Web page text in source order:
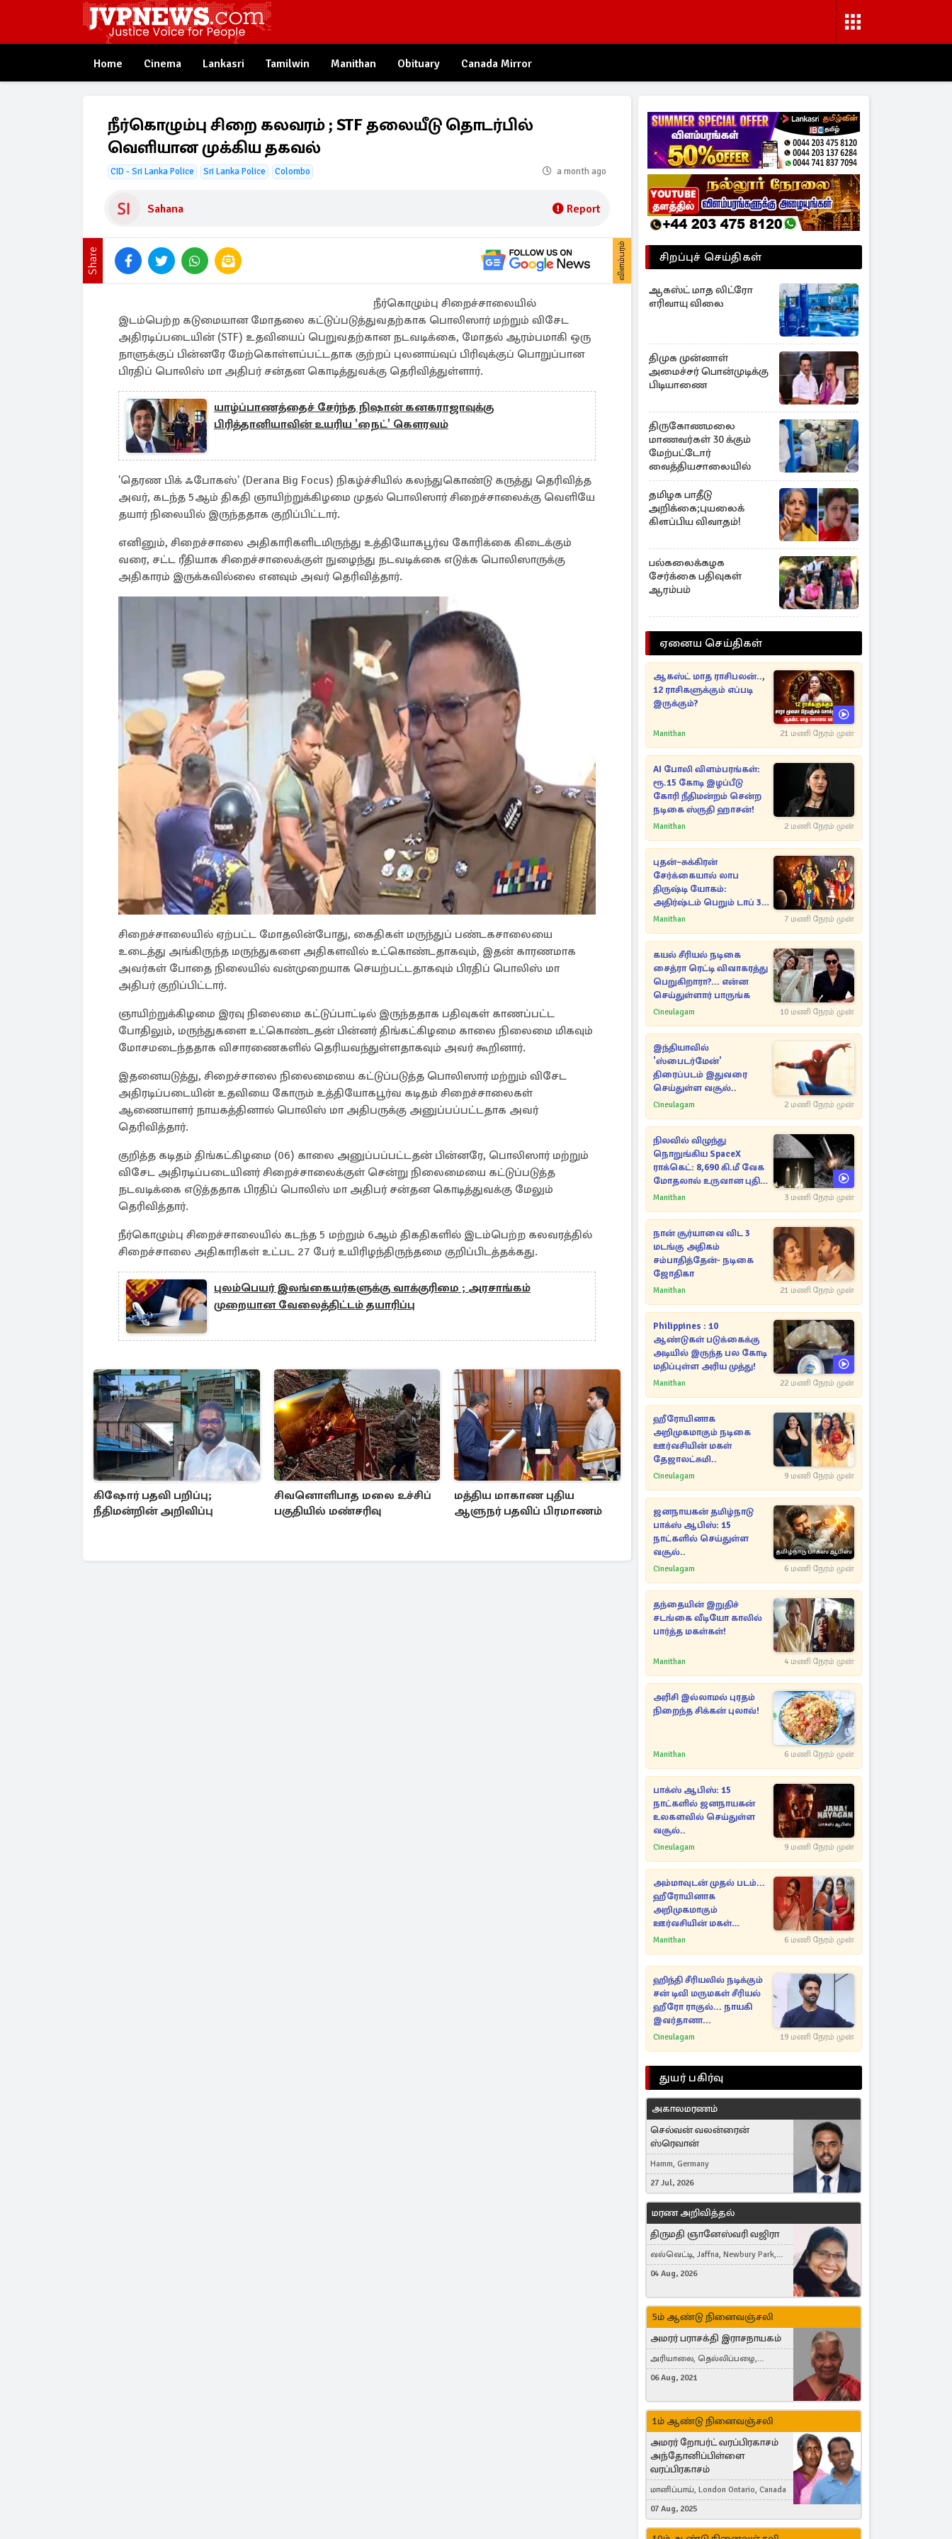
Home Cinema Lankasri Tamilwin Manithan Obituary Canada Mirror
நீர்கொழும்பு சிறை கலவரம் ; STF தலையீடு தொடர்பில்
வெளியான முக்கிய தகவல்
CID - Sri Lanka Police Sri Lanka Police Colombo a month ago
Sahana Report
Share விளம்பரம்
நீர்கொழும்பு சிறைச்சாலையில்
இடம்பெற்ற கடுமையான மோதலை கட்டுப்படுத்துவதற்காக பொலிஸார் மற்றும் விசேட
அதிரடிப்படையின் (STF) உதவியைப் பெறுவதற்கான நடவடிக்கை, மோதல் ஆரம்பமாகி ஒரு
நாளுக்குப் பின்னரே மேற்கொள்ளப்பட்டதாக குற்றப் புலனாய்வுப் பிரிவுக்குப் பொறுப்பான
பிரதிப் பொலிஸ் மா அதிபர் சன்தன கொடித்துவக்கு தெரிவித்துள்ளார்.
யாழ்ப்பாணத்தைச் சேர்ந்த நிஷான் கனகராஜாவுக்கு
பிரித்தானியாவின் உயரிய 'நைட்' கௌரவம்
'தெரண பிக் ஃபோகஸ்' (Derana Big Focus) நிகழ்ச்சியில் கலந்துகொண்டு கருத்து தெரிவித்த
அவர், கடந்த 5ஆம் திகதி ஞாயிற்றுக்கிழமை முதல் பொலிஸார் சிறைச்சாலைக்கு வெளியே
தயார் நிலையில் இருந்ததாக குறிப்பிட்டார்.
எனினும், சிறைச்சாலை அதிகாரிகளிடமிருந்து உத்தியோகபூர்வ கோரிக்கை கிடைக்கும்
வரை, சட்ட ரீதியாக சிறைச்சாலைக்குள் நுழைந்து நடவடிக்கை எடுக்க பொலிஸாருக்கு
அதிகாரம் இருக்கவில்லை எனவும் அவர் தெரிவித்தார்.
சிறைச்சாலையில் ஏற்பட்ட மோதலின்போது, கைதிகள் மருந்துப் பண்டகசாலையை
உடைத்து அங்கிருந்த மருந்துகளை அதிகளவில் உட்கொண்டதாகவும், இதன் காரணமாக
அவர்கள் போதை நிலையில் வன்முறையாக செயற்பட்டதாகவும் பிரதிப் பொலிஸ் மா
அதிபர் குறிப்பிட்டார்.
ஞாயிற்றுக்கிழமை இரவு நிலைமை கட்டுப்பாட்டில் இருந்ததாக பதிவுகள் காணப்பட்ட
போதிலும், மருந்துகளை உட்கொண்டதன் பின்னர் திங்கட்கிழமை காலை நிலைமை மிகவும்
மோசமடைந்ததாக விசாரணைகளில் தெரியவந்துள்ளதாகவும் அவர் கூறினார்.
இதனையடுத்து, சிறைச்சாலை நிலைமையை கட்டுப்படுத்த பொலிஸார் மற்றும் விசேட
அதிரடிப்படையின் உதவியை கோரும் உத்தியோகபூர்வ கடிதம் சிறைச்சாலைகள்
ஆணையாளர் நாயகத்தினால் பொலிஸ் மா அதிபருக்கு அனுப்பப்பட்டதாக அவர்
தெரிவித்தார்.
குறித்த கடிதம் திங்கட்கிழமை (06) காலை அனுப்பப்பட்டதன் பின்னரே, பொலிஸார் மற்றும்
விசேட அதிரடிப்படையினர் சிறைச்சாலைக்குள் சென்று நிலைமையை கட்டுப்படுத்த
நடவடிக்கை எடுத்ததாக பிரதிப் பொலிஸ் மா அதிபர் சன்தன கொடித்துவக்கு மேலும்
தெரிவித்தார்.
நீர்கொழும்பு சிறைச்சாலையில் கடந்த 5 மற்றும் 6ஆம் திகதிகளில் இடம்பெற்ற கலவரத்தில்
சிறைச்சாலை அதிகாரிகள் உட்பட 27 பேர் உயிரிழந்திருந்தமை குறிப்பிடத்தக்கது.
புலம்பெயர் இலங்கையர்களுக்கு வாக்குரிமை ; அரசாங்கம்
முறையான வேலைத்திட்டம் தயாரிப்பு
கிஷோர் பதவி பறிப்பு;
நீதிமன்றின் அறிவிப்பு
சிவனொளிபாத மலை உச்சிப்
பகுதியில் மண்சரிவு
மத்திய மாகாண புதிய
ஆளுநர் பதவிப் பிரமாணம்
சிறப்புச் செய்திகள்
ஆகஸ்ட் மாத லிட்ரோ
எரிவாயு விலை
திமுக முன்னாள்
அமைச்சர் பொன்முடிக்கு
பிடியாணை
திருகோணமலை
மாணவர்கள் 30 க்கும்
மேற்பட்டோர்
வைத்தியசாலையில்
தமிழக பாதீடு
அறிக்கை;புயலைக்
கிளப்பிய விவாதம்!
பல்கலைக்கழக
சேர்க்கை பதிவுகள்
ஆரம்பம்
ஏனைய செய்திகள்
ஆகஸ்ட் மாத ராசிபலன்..,
12 ராசிகளுக்கும் எப்படி
இருக்கும்?
Manithan 21 மணி நேரம் முன்
AI போலி விளம்பரங்கள்:
ரூ.15 கோடி இழப்பீடு
கோரி நீதிமன்றம் சென்ற
நடிகை ஸ்ருதி ஹாசன்!
Manithan 2 மணி நேரம் முன்
புதன்–சுக்கிரன்
சேர்க்கையால் லாப
திருஷ்டி யோகம்:
அதிர்ஷ்டம் பெறும் டாப் 3
ராசிகள்!
Manithan 7 மணி நேரம் முன்
கயல் சீரியல் நடிகை
சைத்ரா ரெட்டி விவாகரத்து
பெறுகிறாரா?... என்ன
செய்துள்ளார் பாருங்க
Cineulagam 10 மணி நேரம் முன்
இந்தியாவில்
'ஸ்பைடர்மேன்'
திரைப்படம் இதுவரை
செய்துள்ள வசூல்..
Cineulagam 2 மணி நேரம் முன்
நிலவில் விழுந்து
நொறுங்கிய SpaceX
ராக்கெட்: 8,690 கி.மீ வேக
மோதலால் உருவான புதிய
பள்ளம்!
Manithan 3 மணி நேரம் முன்
நான் சூர்யாவை விட 3
மடங்கு அதிகம்
சம்பாதித்தேன்- நடிகை
ஜோதிகா
Manithan 21 மணி நேரம் முன்
Philippines : 10
ஆண்டுகள் படுக்கைக்கு
அடியில் இருந்த பல கோடி
மதிப்புள்ள அரிய முத்து!
Manithan 22 மணி நேரம் முன்
ஹீரோயினாக
அறிமுகமாகும் நடிகை
ஊர்வசியின் மகள்
தேஜாலட்சுமி..
Cineulagam 9 மணி நேரம் முன்
ஜனநாயகன் தமிழ்நாடு
பாக்ஸ் ஆபிஸ்: 15
நாட்களில் செய்துள்ள
வசூல்..
Cineulagam 6 மணி நேரம் முன்
தந்தையின் இறுதிச்
சடங்கை வீடியோ காலில்
பார்த்த மகள்கள்!
Manithan 4 மணி நேரம் முன்
அரிசி இல்லாமல் புரதம்
நிறைந்த சிக்கன் புலாவ்!
Manithan 6 மணி நேரம் முன்
பாக்ஸ் ஆபிஸ்: 15
நாட்களில் ஜனநாயகன்
உலகளவில் செய்துள்ள
வசூல்..
Cineulagam 9 மணி நேரம் முன்
அம்மாவுடன் முதல் படம்...
ஹீரோயினாக
அறிமுகமாகும்
ஊர்வசியின் மகள்
தேஜலட்சுமி!
Manithan 6 மணி நேரம் முன்
ஹிந்தி சீரியலில் நடிக்கும்
சன் டிவி மருமகள் சீரியல்
ஹீரோ ராகுல்... நாயகி
இவர்தானா...
Cineulagam 19 மணி நேரம் முன்
துயர் பகிர்வு
அகாலமரணம்
செல்வன் வலன்ரைன்
ஸ்ரெவான்
Hamm, Germany
27 Jul, 2026
மரண அறிவித்தல்
திருமதி ஞானேஸ்வரி வஜிரா
வல்வெட்டி, Jaffna, Newbury Park,
United Kingdom
04 Aug, 2026
5ம் ஆண்டு நினைவஞ்சலி
அமரர் பராசக்தி இராசநாயகம்
அரியாலை, தெல்லிப்பழை,
Montreal, Canada
06 Aug, 2021
1ம் ஆண்டு நினைவஞ்சலி
அமரர் றோபர்ட் வரப்பிரகாசம்
அந்தோனிப்பிள்ளை
வரப்பிரகாசம்
மானிப்பாய், London Ontario, Canada
07 Aug, 2025